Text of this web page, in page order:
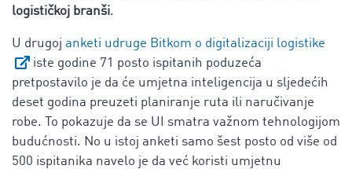
logističkoj branši.
U drugoj anketi udruge Bitkom o digitalizaciji logistike
iste godine 71 posto ispitanih poduzeća
pretpostavilo je da će umjetna inteligencija u sljedećih
deset godina preuzeti planiranje ruta ili naručivanje
robe. To pokazuje da se UI smatra važnom tehnologijom
budućnosti. No u istoj anketi samo šest posto od više od
500 ispitanika navelo je da već koristi umjetnu